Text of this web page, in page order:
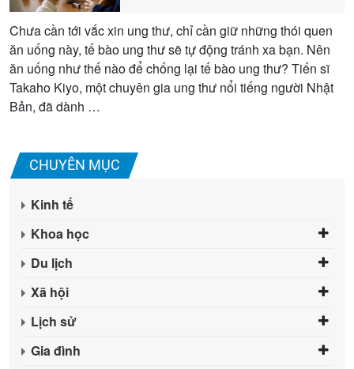
Chưa cần tới vắc xin ung thư, chỉ cần giữ những thói quen
ăn uống này, tế bào ung thư sẽ tự động tránh xa bạn. Nên
ăn uống như thế nào để chống lại tế bào ung thư? Tiến sĩ
Takaho Kiyo, một chuyên gia ung thư nổi tiếng người Nhật
Bản, đã dành …
CHUYÊN MỤC
Kinh tế
Khoa học
Du lịch
Xã hội
Lịch sử
Gia đình